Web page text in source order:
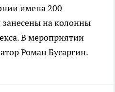
имена 200
на колонны
В мероприятии
Роман Бусаргин.